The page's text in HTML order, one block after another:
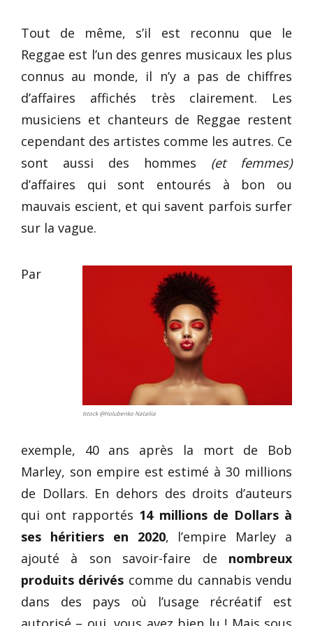
Tout de même, s’il est reconnu que le
Reggae est l’un des genres musicaux les plus
connus au monde, il n’y a pas de chiffres
d’affaires affichés très clairement. Les
musiciens et chanteurs de Reggae restent
cependant des artistes comme les autres. Ce
sont aussi des hommes (et femmes)
d’affaires qui sont entourés à bon ou
mauvais escient, et qui savent parfois surfer
sur la vague.
Istock @Holubenko Nataliia
Par
exemple, 40 ans après la mort de Bob
Marley, son empire est estimé à 30 millions
de Dollars. En dehors des droits d’auteurs
qui ont rapportés 14 millions de Dollars à
ses héritiers en 2020, l’empire Marley a
ajouté à son savoir-faire de nombreux
produits dérivés comme du cannabis vendu
dans des pays où l’usage récréatif est